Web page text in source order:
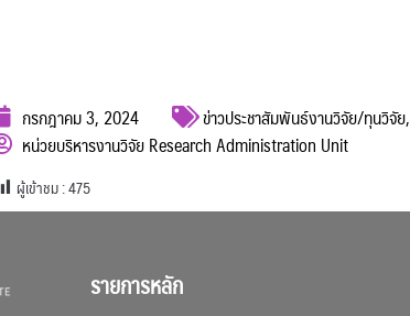
กรกฎาคม 3, 2024 ข่าวประชาสัมพันธ์งานวิจัย/ทุนวิจัย,
หน่วยบริหารงานวิจัย Research Administration Unit
ผู้เข้าชม :475
รายการหลัก